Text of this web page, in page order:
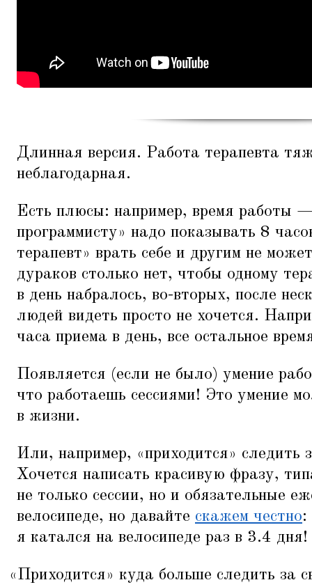
Длинная версия. Работа терапевта
неблагодарная.
Есть плюсы: например, время работы
программисту» надо показывать 8
терапевт» врать себе и другим не
дураков столько нет, чтобы одному
в день набралось, во-вторых, после
людей видеть просто не хочется.
часа приема в день, все остальное
Появляется (если не было) умение
что работаешь сессиями! Это умение
в жизни.
Или, например, «приходится» следить
Хочется написать красивую фразу,
не только сессии, но и обязательные
велосипеде, но давайте скажем честно:
я катался на велосипеде раз в 3.4 дня!
«Приходится» куда больше следить за